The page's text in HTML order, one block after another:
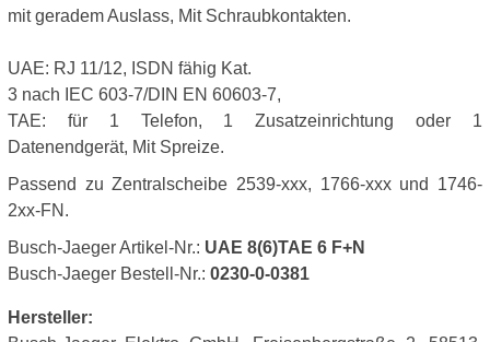
mit geradem Auslass, Mit Schraubkontakten.
UAE: RJ 11/12, ISDN fähig Kat.
3 nach IEC 603-7/DIN EN 60603-7,
TAE: für 1 Telefon, 1 Zusatzeinrichtung oder 1
Datenendgerät, Mit Spreize.
Passend zu Zentralscheibe 2539-xxx, 1766-xxx und 1746-
2xx-FN.
Busch-Jaeger Artikel-Nr.: UAE 8(6)TAE 6 F+N
Busch-Jaeger Bestell-Nr.: 0230-0-0381
Hersteller: